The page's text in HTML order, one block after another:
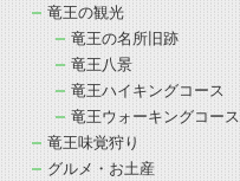
竜王の観光
竜王の名所旧跡
竜王八景
竜王ハイキングコース
竜王ウォーキングコース
竜王味覚狩り
グルメ・お土産